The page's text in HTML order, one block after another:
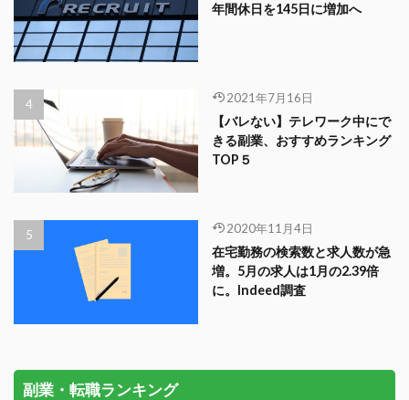
年間休日を145日に増加へ
2021年7月16日
【バレない】テレワーク中にで
きる副業、おすすめランキング
TOP５
2020年11月4日
在宅勤務の検索数と求人数が急
増。5月の求人は1月の2.39倍
に。Indeed調査
副業・転職ランキング